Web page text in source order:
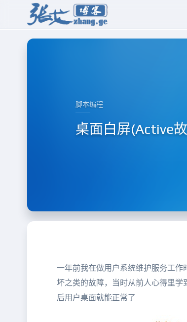
脚本编程
桌面白屏(Active
一年前我在做用户系统维护服务工作
坏之类的故障，当时从前人心得里
后用户桌面就能正常了